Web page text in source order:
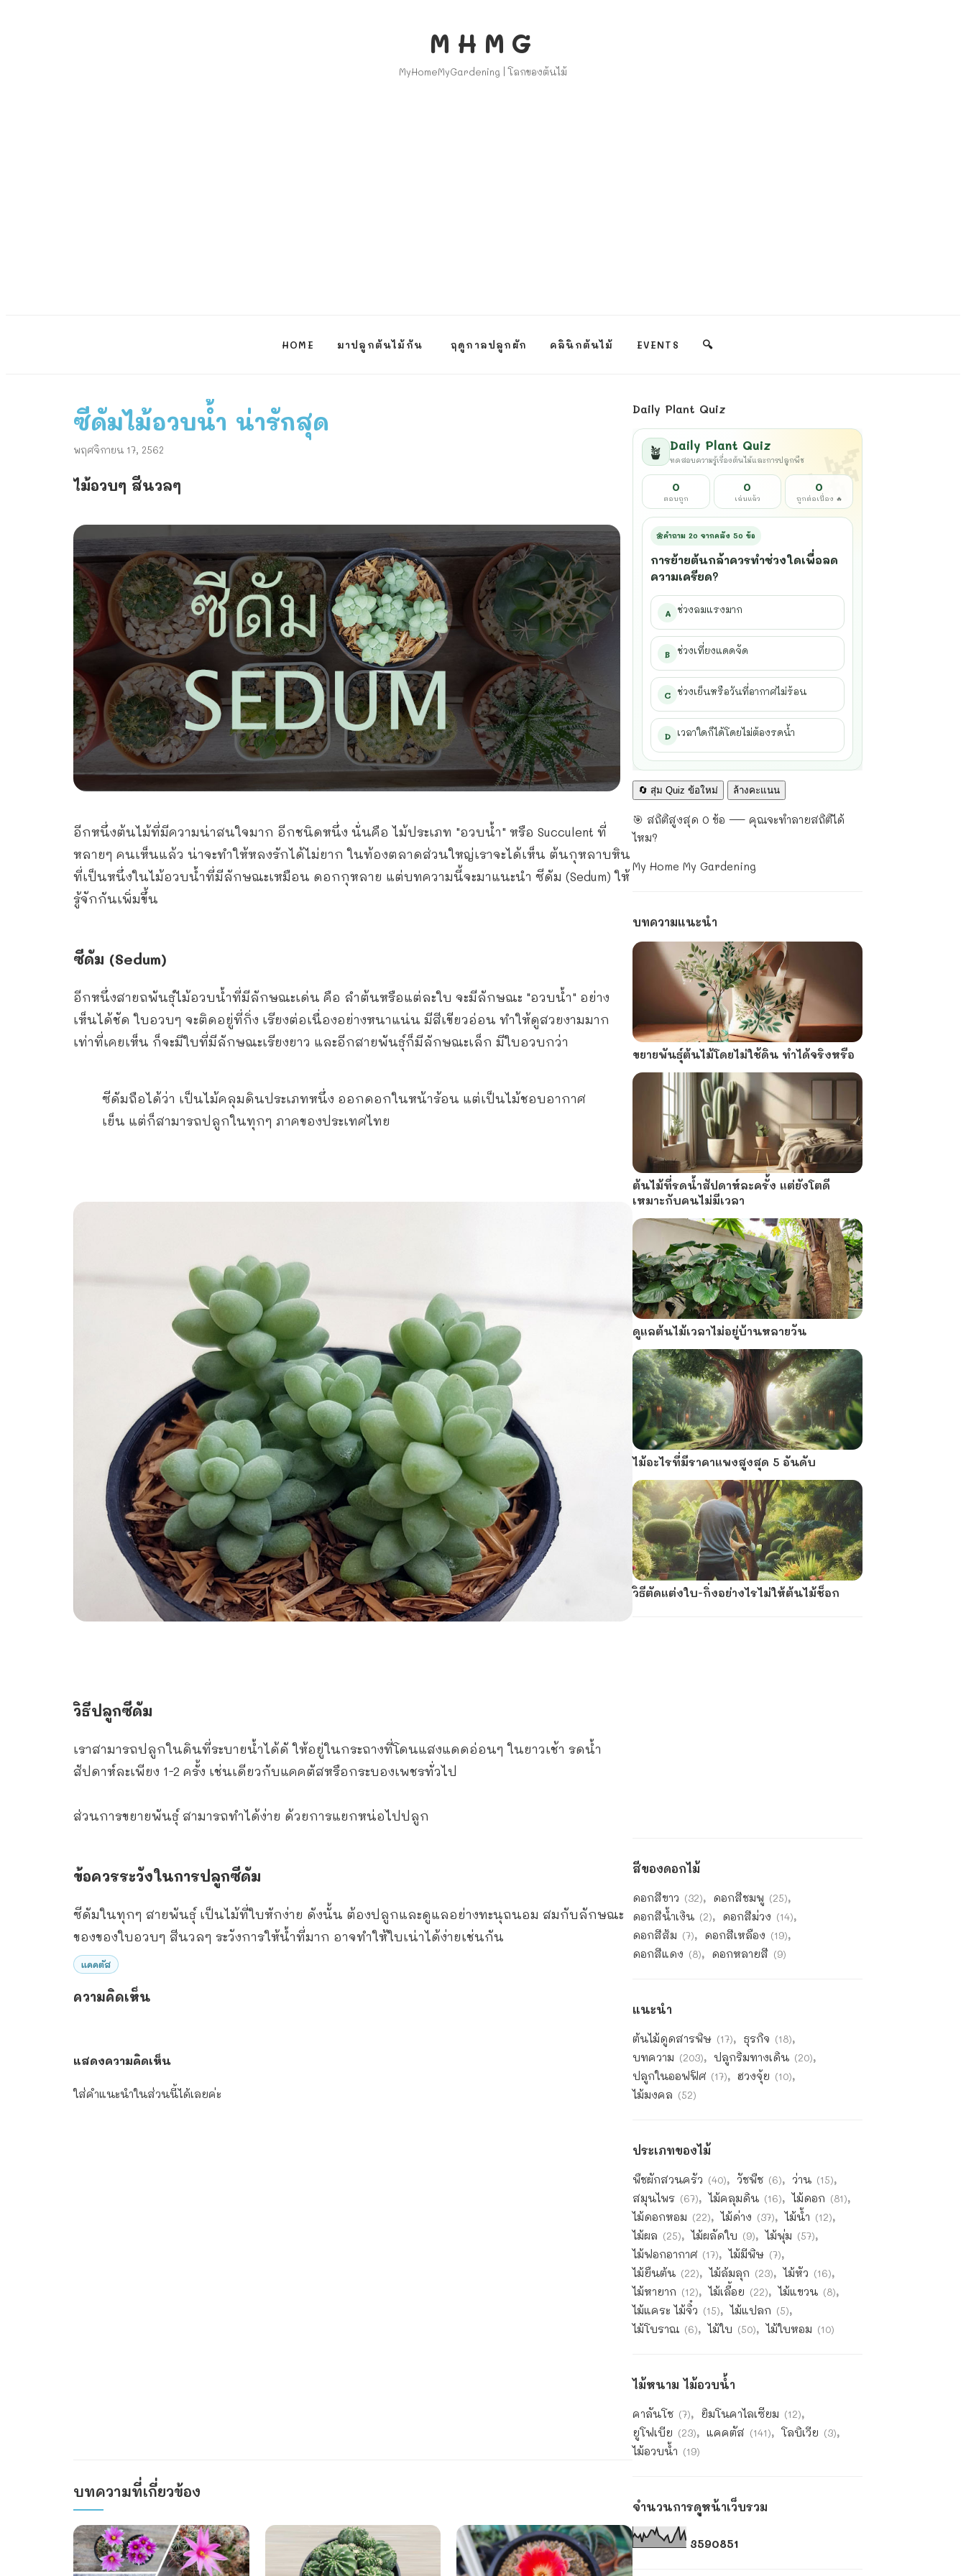
MHMG
MyHomeMyGardening | โลกของต้นไม้
HOME มาปลูกต้นไม้กัน ฤดูกาลปลูกผัก คลินิกต้นไม้ EVENTS 🔍
ซีดัมไม้อวบน้ำ น่ารักสุด
พฤศจิกายน 17, 2562
ไม้อวบๆ สีนวลๆ
อีกหนึ่งต้นไม้ที่มีความน่าสนใจมาก อีกชนิดหนึ่ง นั่นคือ ไม้ประเภท "อวบน้ำ" หรือ Succulent ที่
หลายๆ คนเห็นแล้ว น่าจะทำให้หลงรักได้ไม่ยาก ในท้องตลาดส่วนใหญ่เราจะได้เห็น ต้นกุหลาบหิน
ที่เป็นหนึ่งในไม้อวบน้ำที่มีลักษณะเหมือน ดอกกุหลาย แต่บทความนี้จะมาแนะนำ ซีดัม (Sedum) ให้
รู้จักกันเพิ่มขึ้น
ซีดัม (Sedum)
อีกหนึ่งสายถพันธุ์ไม้อวบน้ำที่มีลักษณะเด่น คือ ลำต้นหรือแต่ละใบ จะมีลักษณะ "อวบน้ำ" อย่าง
เห็นได้ชัด ใบอวบๆ จะติดอยู่ที่กิ่ง เรียงต่อเนื่องอย่างหนาแน่น มีสีเขียวอ่อน ทำให้ดูสวยงามมาก
เท่าที่เคยเห็น ก็จะมีใบที่มีลักษณะเรียงยาว และอีกสายพันธุ์ก็มีลักษณะเล็ก มีใบอวบกว่า
ซีดัมถือได้ว่า เป็นไม้คลุมดินประเภทหนึ่ง ออกดอกในหน้าร้อน แต่เป็นไม้ชอบอากาศ
เย็น แต่ก็สามารถปลูกในทุกๆ ภาคของประเทศไทย
วิธีปลูกซีดัม
เราสามารถปลูกในดินที่ระบายน้ำได้ดั ให้อยู่ในกระถางที่โดนแสงแดดอ่อนๆ ในยาวเช้า รดน้ำ
สัปดาห์ละเพียง 1-2 ครั้ง เช่นเดียวกับแคคตัสหรือกระบองเพชรทั่วไป
ส่วนการขยายพันธุ์ สามารถทำได้ง่าย ด้วยการแยกหน่อไปปลูก
ข้อควรระวังในการปลูกซีดัม
ซีดัมในทุกๆ สายพันธุ์ เป็นไม้ที่ใบหักง่าย ดังนั้น ต้องปลูกและดูแลอย่างทะนุถนอม สมกับลักษณะ
ของของใบอวบๆ สีนวลๆ ระวังการให้น้ำที่มาก อาจทำให้ใบเน่าได้ง่ายเช่นกัน
แคคตัส
ความคิดเห็น
แสดงความคิดเห็น
ใส่คำแนะนำในส่วนนี้ได้เลยค่ะ
บทความที่เกี่ยวข้อง
Daily Plant Quiz
🪴 Daily Plant Quiz
ทดสอบความรู้เรื่องต้นไม้และการปลูกพืช
0
ตอบถูก
0
เล่นแล้ว
0
ถูกต่อเนื่อง 🔥
🌼คำถาม 20 จากคลัง 50 ข้อ
การย้ายต้นกล้าควรทำช่วงใดเพื่อลด
ความเครียด?
A ช่วงลมแรงมาก
B ช่วงเที่ยงแดดจัด
C ช่วงเย็นหรือวันที่อากาศไม่ร้อน
D เวลาใดก็ได้โดยไม่ต้องรดน้ำ
🔄 สุ่ม Quiz ข้อใหม่ ล้างคะแนน
🎯 สถิติสูงสุด 0 ข้อ — คุณจะทำลายสถิติได้
ไหม?
My Home My Gardening
บทความแนะนำ
ขยายพันธุ์ต้นไม้โดยไม่ใช้ดิน ทำได้จริงหรือ
ต้นไม้ที่รดน้ำสัปดาห์ละครั้ง แต่ยังโตดี
เหมาะกับคนไม่มีเวลา
ดูแลต้นไม้เวลาไม่อยู่บ้านหลายวัน
ไม้อะไรที่มีราคาแพงสูงสุด 5 อันดับ
วิธีตัดแต่งใบ-กิ่งอย่างไรไม่ให้ต้นไม้ช็อก
สีของดอกไม้
ดอกสีขาว (32) ดอกสีชมพู (25)
ดอกสีน้ำเงิน (2) ดอกสีม่วง (14)
ดอกสีส้ม (7) ดอกสีเหลือง (19)
ดอกสีแดง (8) ดอกหลายสี (9)
แนะนำ
ต้นไม้ดูดสารพิษ (17) ธุรกิจ (18)
บทความ (203) ปลูกริมทางเดิน (20)
ปลูกในออฟฟิศ (17) ฮวงจุ้ย (10)
ไม้มงคล (52)
ประเภทของไม้
พืชผักสวนครัว (40) วัชพืช (6) ว่าน (15)
สมุนไพร (67) ไม้คลุมดิน (16) ไม้ดอก (81)
ไม้ดอกหอม (22) ไม้ด่าง (37) ไม้น้ำ (12)
ไม้ผล (25) ไม้ผลัดใบ (9) ไม้พุ่ม (57)
ไม้ฟอกอากาศ (17) ไม้มีพิษ (7)
ไม้ยืนต้น (22) ไม้ล้มลุก (23) ไม้หัว (16)
ไม้หายาก (12) ไม้เลื้อย (22) ไม้แขวน (8)
ไม้แคระ ไม้จิ๋ว (15) ไม้แปลก (5)
ไม้โบราณ (6) ไม้ใบ (50) ไม้ใบหอม (10)
ไม้หนาม ไม้อวบน้ำ
คาลันโช (7) ยิมโนคาไลเซียม (12)
ยูโฟเบีย (23) แคคตัส (141) โลบิเวีย (3)
ไม้อวบน้ำ (19)
จำนวนการดูหน้าเว็บรวม
3590851